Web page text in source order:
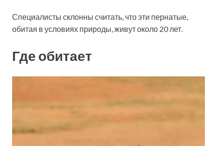
Специалисты склонны считать, что эти пернатые,
обитая в условиях природы, живут около 20 лет.
Где обитает